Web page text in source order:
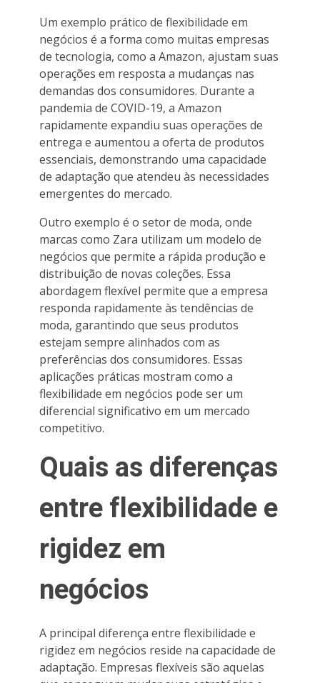
Um exemplo prático de flexibilidade em
negócios é a forma como muitas empresas
de tecnologia, como a Amazon, ajustam suas
operações em resposta a mudanças nas
demandas dos consumidores. Durante a
pandemia de COVID-19, a Amazon
rapidamente expandiu suas operações de
entrega e aumentou a oferta de produtos
essenciais, demonstrando uma capacidade
de adaptação que atendeu às necessidades
emergentes do mercado.
Outro exemplo é o setor de moda, onde
marcas como Zara utilizam um modelo de
negócios que permite a rápida produção e
distribuição de novas coleções. Essa
abordagem flexível permite que a empresa
responda rapidamente às tendências de
moda, garantindo que seus produtos
estejam sempre alinhados com as
preferências dos consumidores. Essas
aplicações práticas mostram como a
flexibilidade em negócios pode ser um
diferencial significativo em um mercado
competitivo.
Quais as diferenças
entre flexibilidade e
rigidez em
negócios
A principal diferença entre flexibilidade e
rigidez em negócios reside na capacidade de
adaptação. Empresas flexíveis são aquelas